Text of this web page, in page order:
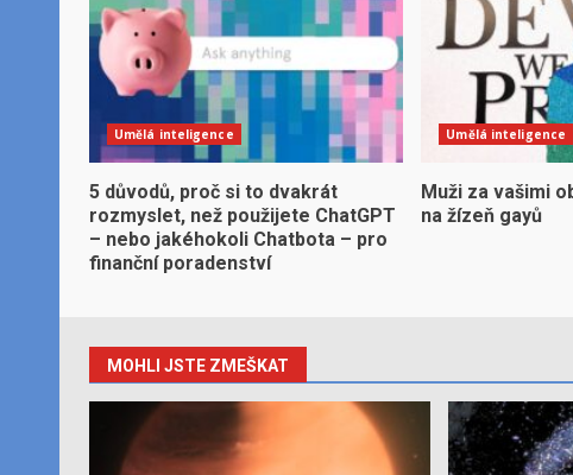
Umělá inteligence
5 důvodů, proč si to dvakrát
rozmyslet, než použijete ChatGPT
– nebo jakéhokoli Chatbota – pro
finanční poradenství
Umělá inteligence
Muži za vašimi
na žízeň gayů
MOHLI JSTE ZMEŠKAT